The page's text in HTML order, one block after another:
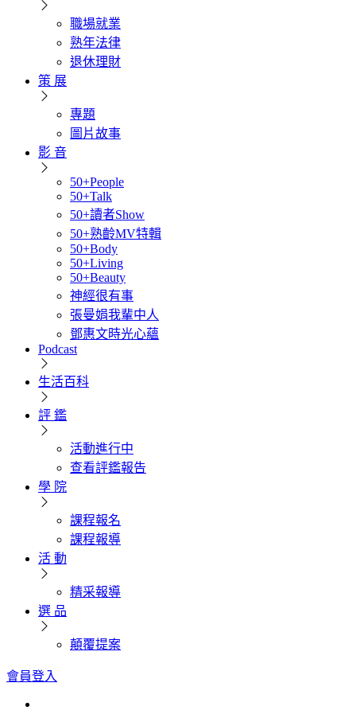
職場就業
熟年法律
退休理財
策 展
專題
圖片故事
影 音
50+People
50+Talk
50+讀者Show
50+熟齡MV特輯
50+Body
50+Living
50+Beauty
神經很有事
張曼娟我輩中人
鄧惠文時光心蘊
Podcast
生活百科
評 鑑
活動進行中
查看評鑑報告
學 院
課程報名
課程報導
活 動
精采報導
選 品
顛覆提案
會員登入